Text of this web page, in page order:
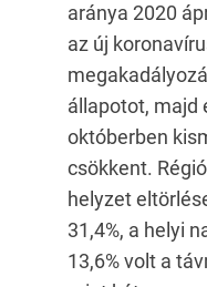
aránya 2020
az új
állapotot, majd
októberben
csökkent.
helyzet
31,4%, a helyi
13,6% volt a